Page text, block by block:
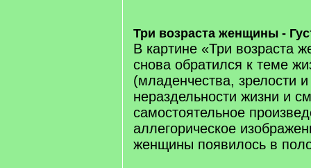
Три возраста женщины -
В картине «Три возраста
снова обратился к теме
(младенчества, зрелости
нераздельности жизни и
самостоятельное
аллегорическое
женщины появилось в